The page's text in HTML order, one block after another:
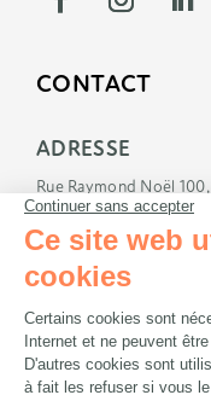
CONTACT
ADRESSE
Rue Raymond Noël 100,
5170 Profondeville
E-MAIL
info@wowbiscuits.com